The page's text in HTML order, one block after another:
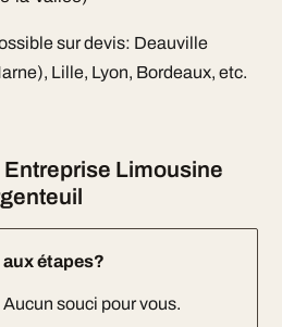
sur devis: Deauville
Lille, Lyon, Bordeaux, etc.
Limousine
étapes?
souci pour vous.